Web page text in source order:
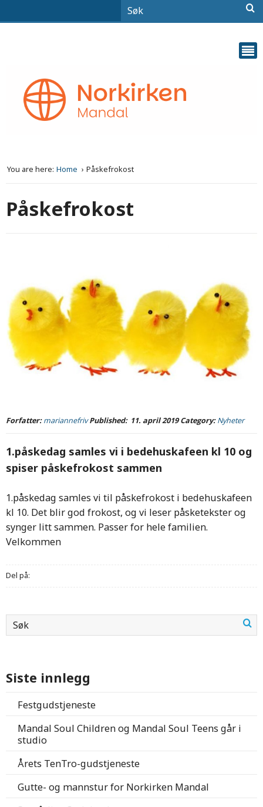
You are here: Home Påskefrokost
Påskefrokost
Forfatter:mariannefrivPublished: 11. april 2019 Category:Nyheter
1.påskedag samles vi i bedehuskafeen kl 10 og
spiser påskefrokost sammen
1.påskedag samles vi til påskefrokost i bedehuskafeen
kl 10. Det blir god frokost, og vi leser påsketekster og
synger litt sammen. Passer for hele familien.
Velkommen
Del på:
Siste innlegg
Festgudstjeneste
Mandal Soul Children og Mandal Soul Teens går i
studio
Årets TenTro-gudstjeneste
Gutte- og mannstur for Norkirken Mandal